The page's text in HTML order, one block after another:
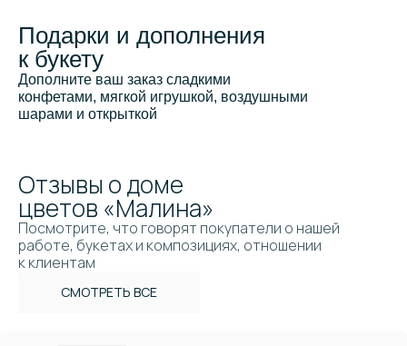
Подарки и дополнения
к букету
Дополните ваш заказ сладкими
конфетами, мягкой игрушкой, воздушными
шарами и открыткой
Отзывы о доме
цветов «Малина»
СМОТРЕТЬ ВСЕ
Посмотрите, что говорят покупатели о нашей
работе, букетах и композициях, отношении
к клиентам